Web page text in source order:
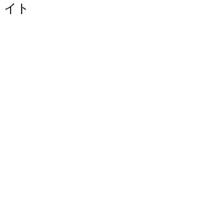
イト